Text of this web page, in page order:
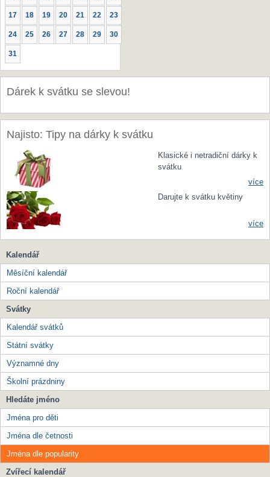
17 18 19 20 21 22 23
24 25 26 27 28 29 30
31
Dárek k svátku se slevou!
Najisto: Tipy na dárky k svátku
Klasické i netradiční dárky k
svátku
více
Darujte k svátku květiny
více
Kalendář
Měsíční kalendář
Roční kalendář
Svátky
Kalendář svátků
Státní svátky
Významné dny
Školní prázdniny
Hledáte jméno
Jména pro děti
Jména dle četnosti
Jména dle popularity
Zvířecí kalendář